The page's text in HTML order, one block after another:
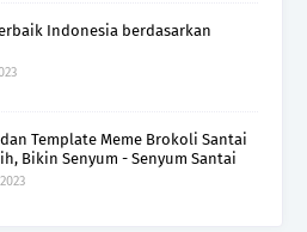
Indonesia berdasarkan
Template Meme Brokoli Santai
Bikin Senyum - Senyum Santai